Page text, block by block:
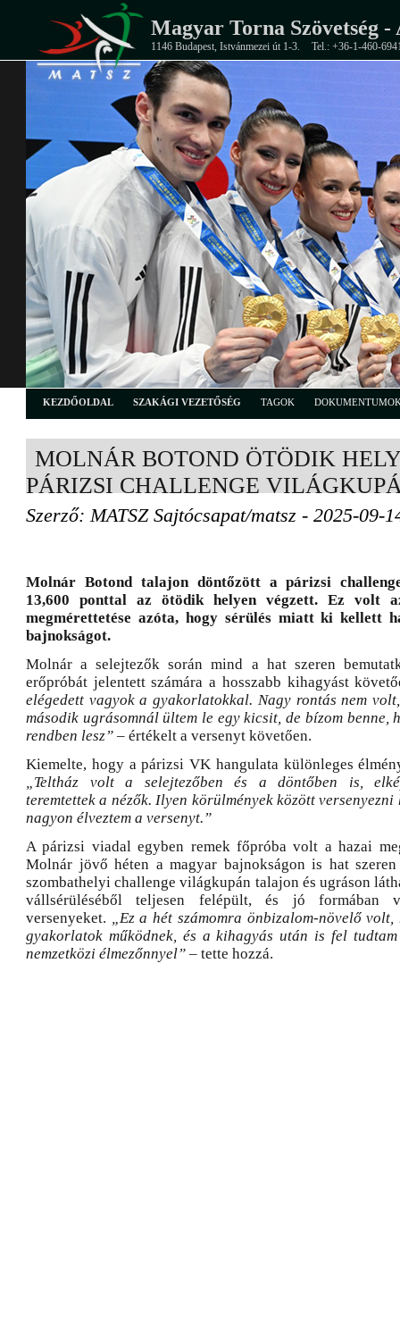
Magyar Torna Szövetség -
1146 Budapest, Istvánmezei út 1-3. Tel.: +36-1-460-
KEZDŐOLDAL SZAKÁGI VEZETŐSÉG TAGOK
MOLNÁR BOTOND ÖTÖDIK
PÁRIZSI CHALLENGE
Szerző: MATSZ Sajtócsapat/matsz - 2025-09-
Molnár Botond talajon döntőzött a párizsi
13,600 ponttal az ötödik helyen végzett. Ez volt
megmérettetése azóta, hogy sérülés miatt ki kellett
bajnokságot.
Molnár a selejtezők során mind a hat szeren
erőpróbát jelentett számára a hosszabb kihagyást
elégedett vagyok a gyakorlatokkal. Nagy rontás nem
második ugrásomnál ültem le egy kicsit, de bízom benne,
rendben lesz” – értékelt a versenyt követően.
Kiemelte, hogy a párizsi VK hangulata különleges
„Teltház volt a selejtezőben és a döntőben is,
teremtettek a nézők. Ilyen körülmények között
nagyon élveztem a versenyt.”
A párizsi viadal egyben remek főpróba volt a hazai
Molnár jövő héten a magyar bajnokságon is hat
szombathelyi challenge világkupán talajon és ugráson
vállsérüléséből teljesen felépült, és jó formában
versenyeket. „Ez a hét számomra önbizalom-növelő
gyakorlatok működnek, és a kihagyás után is fel
nemzetközi élmezőnnyel” – tette hozzá.